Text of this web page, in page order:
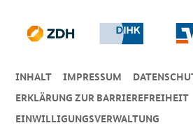
INHALT IMPRESSUM
ERKLÄRUNG ZUR BARRIEREFREIHEIT
EINWILLIGUNGSVERWALTUNG